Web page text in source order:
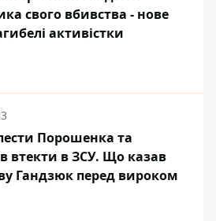
свого вбивства - нове
активістки
Порошенка та
втекти в ЗСУ. Що казав
Гандзюк перед вироком